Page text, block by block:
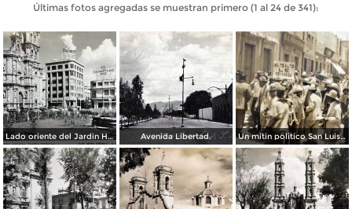
Últimas fotos agregadas se muestran primero (1 al 24 de 341):
Lado oriente del Jardin Hidalgo. ( Circulada el 12 de Julio de 1957 ). Avenida Libertad. Un mitin politico San Luis Potosí 8 de Mayo de 1921